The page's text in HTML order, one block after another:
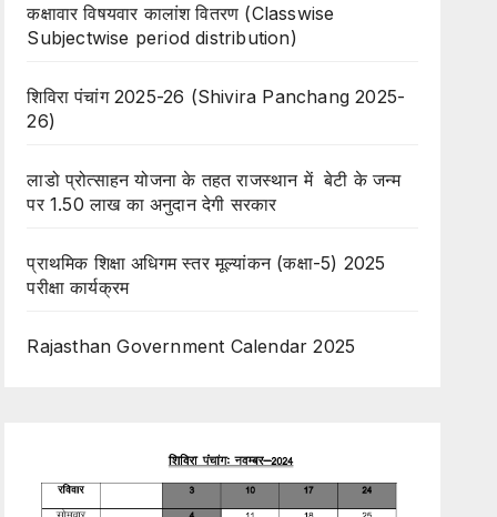
कक्षावार विषयवार कालांश वितरण (Classwise
Subjectwise period distribution)
शिविरा पंचांग 2025-26 (Shivira Panchang 2025-
26)
लाडो प्रोत्साहन योजना के तहत राजस्थान में बेटी के जन्म
पर 1.50 लाख का अनुदान देगी सरकार
प्राथमिक शिक्षा अधिगम स्तर मूल्यांकन (कक्षा-5) 2025
परीक्षा कार्यक्रम
Rajasthan Government Calendar 2025